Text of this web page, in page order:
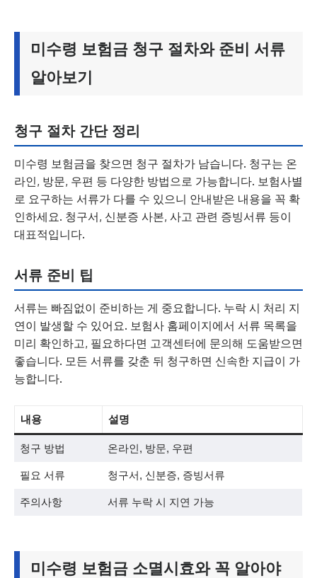
미수령 보험금 청구 절차와 준비 서류
알아보기
청구 절차 간단 정리
미수령 보험금을 찾으면 청구 절차가 남습니다. 청구는 온
라인, 방문, 우편 등 다양한 방법으로 가능합니다. 보험사별
로 요구하는 서류가 다를 수 있으니 안내받은 내용을 꼭 확
인하세요. 청구서, 신분증 사본, 사고 관련 증빙서류 등이
대표적입니다.
서류 준비 팁
서류는 빠짐없이 준비하는 게 중요합니다. 누락 시 처리 지
연이 발생할 수 있어요. 보험사 홈페이지에서 서류 목록을
미리 확인하고, 필요하다면 고객센터에 문의해 도움받으면
좋습니다. 모든 서류를 갖춘 뒤 청구하면 신속한 지급이 가
능합니다.
내용 설명
청구 방법 온라인, 방문, 우편
필요 서류 청구서, 신분증, 증빙서류
주의사항 서류 누락 시 지연 가능
미수령 보험금 소멸시효와 꼭 알아야